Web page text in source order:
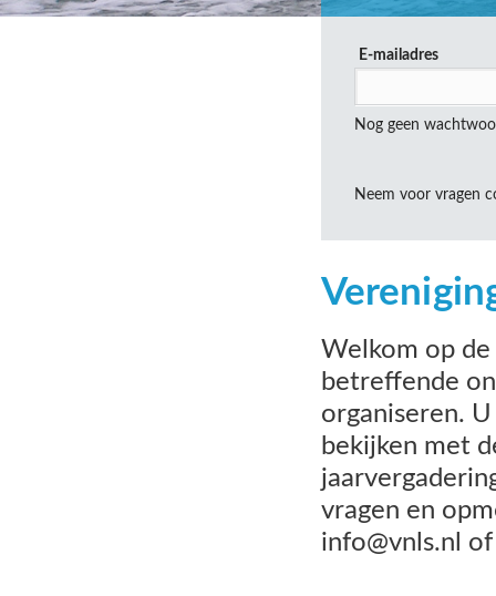
E-mailadres
Nog geen
Neem voor vragen
Welkom op
betreffende
organiseren.
bekijken met
vragen en
info@vnls.nl